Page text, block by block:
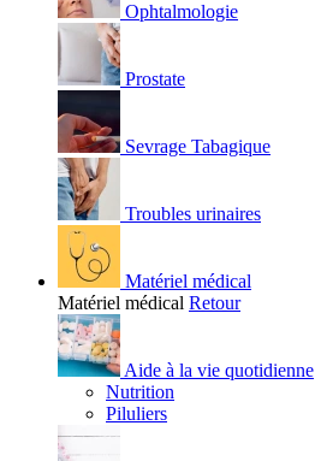
Ophtalmologie
Prostate
Sevrage Tabagique
Troubles urinaires
Matériel médical
Matériel médical Retour
Aide à la vie quotidienne
Nutrition
Piluliers